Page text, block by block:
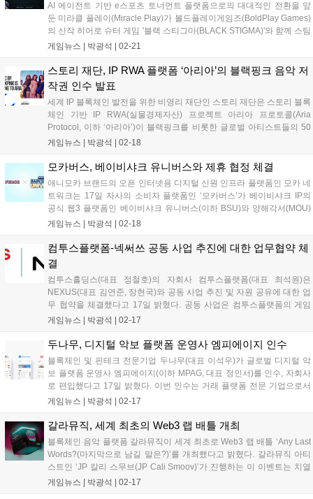
AI 에이전트 기반 e스포츠 토너먼트 플랫폼으로의 대대적인 전환을 앞
둔 미라클 플레이(Miracle Play)가 볼드플레이게임즈(BoldPlay Games)
의 신작 히어로 슈터 게임 '블랙 스티그마(BLACK STIGMA)'와 함께 스팀
넥스트 페스트 기간 중 2월 25일부터 3월 3일까지 특별 토너먼트 경기기
게임뉴스 | 박광석 02-21
스토리 재단, IP RWA 플랫폼 ‘아리아’의 블랙핑크 음악 저
작권 인수 발표
세계 IP 블록체인 발전을 위한 비영리 재단인 스토리 재단은 스토리 블록
체인 기반 IP RWA(실물경제자산) 프로젝트 아리아 프로토콜(Aria
Protocol, 이하 ‘아리아’)이 블랙핑크를 비롯한 글로벌 아티스트들의 50
곡 이상의 부분 음악 저작권을 인수했다고 밝혔다. 이번 인수는 K팝을 포
게임뉴스 | 박광석 02-18
모카버스, 베이비샤크 유니버스와 제휴 협정 체결
애니모카 브랜드의 오픈 인터넷용 디지털 신원 인프라 플랫폼인 모카 네
트워크는 17일 자사의 소비자 플랫폼인 ‘모카버스’가 베이비샤크 IP의
공식 웹3 플랫폼인 베이비샤크 유니버스(이하 BSU)와 양해각서(MOU)
를 체결했다고 발표했다. 이번 협력은 Mocaverse와 BSU의 범위를 넓혀
게임뉴스 | 박광석 02-18
컴투스플랫폼-넥써쓰 공동 사업 추진에 대한 업무협약 체
결
컴투스홀딩스(대표 정철호)의 자회사 컴투스플랫폼(대표 최석원)은
NEXUS(대표 김연준, 장현국)와 공동 사업 추진 및 자원 공유에 대한 업
무 협약을 체결했다고 17일 밝혔다. 공동 사업은 컴투스플랫폼의 게임
백엔드 서비스 ‘하이브(HIVE)’ 및 컴투스플랫폼이 참여하는 메인넷
으...
게임뉴스 | 박광석 02-17
두나무, 디지털 악보 플랫폼 운영사 엠피에이지 인수
블록체인 및 핀테크 전문기업 두나무(대표 이석우)가 글로벌 디지털 악
보 플랫폼 운영사 엠피에이지(이하 MPAG, 대표 정인서)를 인수, 자회사
로 편입했다고 17일 밝혔다. 이번 인수는 거래 플랫폼 전문 기업으로서
콘텐츠 영역으로의 경계를 확장하고, 디지털 악보 및 교육 시장에서의
글로벌...
게임뉴스 | 박광석 02-17
갈라뮤직, 세계 최초의 Web3 랩 배틀 개최
블록체인 음악 플랫폼 갈라뮤직이 세계 최초로 Web3 랩 배틀 ‘Any Last
Words?(마지막으로 남길 말은?)’를 개최했다고 밝혔다. 갈라뮤직 아티
스트인 ‘JP 칼리 스무브(JP Cali Smoov)’가 진행하는 이 이벤트는 치열
한 랩 배틀에 Web3 기술을 더했다. 또한 갈라뮤직 토큰과 컬렉터블
게임뉴스 | 박광석 02-17